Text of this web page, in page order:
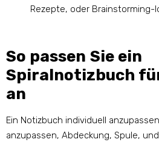
Rezepte, oder Brainstorming-
So passen Sie ein
Spiralnotizbuch
an
Ein Notizbuch individuell
anzupassen, Abdeckung, Spule,